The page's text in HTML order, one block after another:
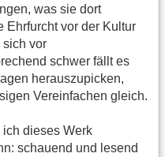
was sie dort
Ehrfurcht vor der Kultur
sich vor
schwer fällt es
herauszupicken,
Vereinfachen gleich.
ich dieses Werk
schauend und lesend